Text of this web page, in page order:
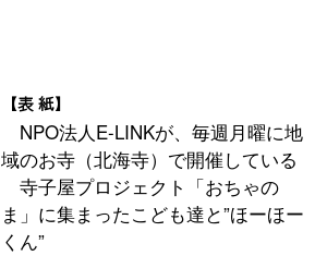
【表 紙】
NPO法人E-LINKが、毎週月曜に地
域のお寺（北海寺）で開催している
寺子屋プロジェクト「おちゃの
ま」に集まったこども達と”ほーほー
くん”